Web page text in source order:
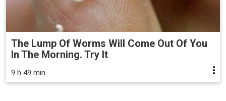
The Lump Of Worms Will Come Out Of You
In The Morning. Try It
9 h 49 min